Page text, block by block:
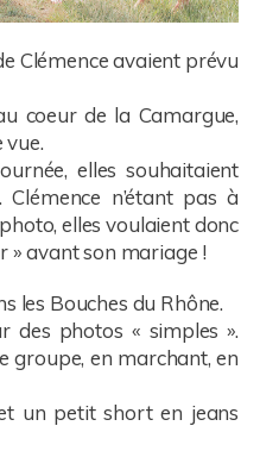
Clémence avaient prévu
coeur de la Camargue,
vue.
elles souhaitaient
n’étant pas à
photo, elles voulaient donc
» avant son mariage !
les Bouches du Rhône.
des photos « simples ».
groupe, en marchant, en
un petit short en jeans